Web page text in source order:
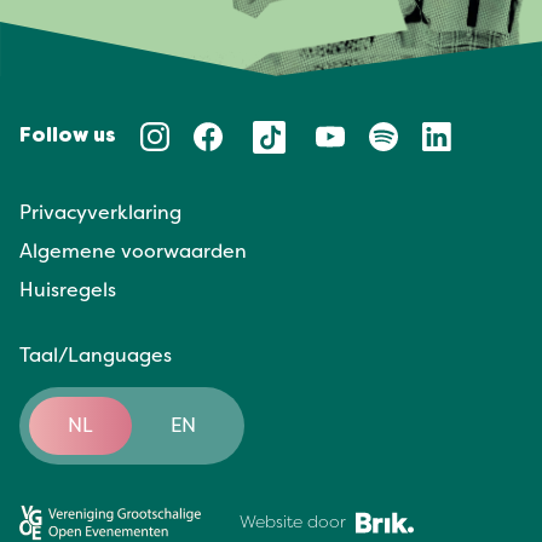
Follow us
Privacyverklaring
Algemene voorwaarden
Huisregels
Taal/Languages
NL EN
Website door